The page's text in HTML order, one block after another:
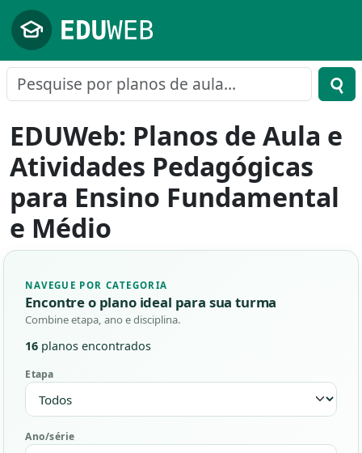
Pular para o conteúdo principal
EDUWeb: Planos de Aula e
Atividades Pedagógicas
para Ensino Fundamental
e Médio
NAVEGUE POR CATEGORIA
Encontre o plano ideal para sua turma
Combine etapa, ano e disciplina.
16 planos encontrados
Etapa
Ano/série